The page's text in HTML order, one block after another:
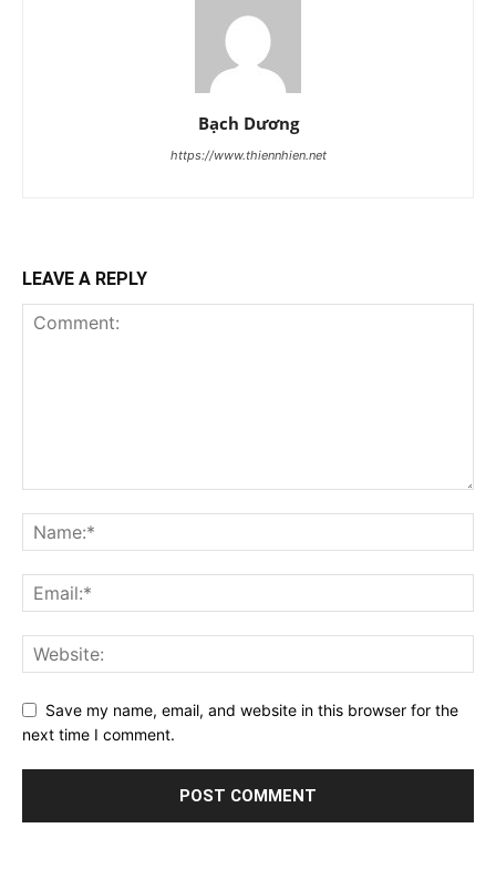
Bạch Dương
https://www.thiennhien.net
LEAVE A REPLY
Save my name, email, and website in this browser for the
next time I comment.